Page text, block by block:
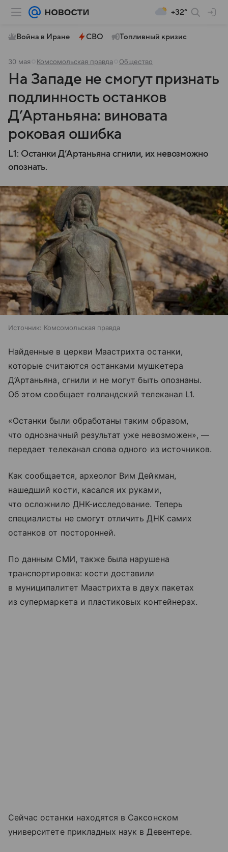
+32°
Война в Иране СВО Топливный кризис
30 мая Комсомольская правда Общество
На Западе не смогут признать
подлинность останков
Д’Артаньяна: виновата
роковая ошибка
L1: Останки Д’Артаньяна сгнили, их невозможно
опознать.
Источник: Комсомольская правда
Найденные в церкви Маастрихта останки,
которые считаются останками мушкетера
Д’Артаньяна, сгнили и не могут быть опознаны.
Об этом сообщает голландский телеканал L1.
«Останки были обработаны таким образом,
что однозначный результат уже невозможен», —
передает телеканал слова одного из источников.
Как сообщается, археолог Вим Дейкман,
нашедший кости, касался их руками,
что осложнило ДНК-исследование. Теперь
специалисты не смогут отличить ДНК самих
останков от посторонней.
По данным СМИ, также была нарушена
транспортировка: кости доставили
в муниципалитет Маастрихта в двух пакетах
из супермаркета и пластиковых контейнерах.
Сейчас останки находятся в Саксонском
университете прикладных наук в Девентере.